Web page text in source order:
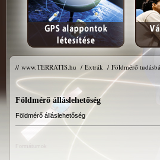
// www.TERRATIS.hu / Extrák / Földmérő
Földmérő álláslehetőség
Földmérő álláslehetőség